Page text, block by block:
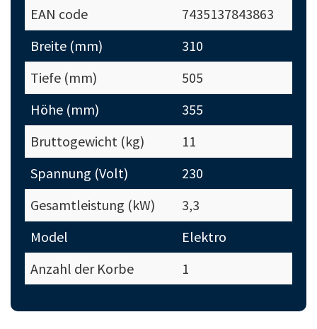
EAN code
7435137843863
Breite (mm)
310
Tiefe (mm)
505
Höhe (mm)
355
Bruttogewicht (kg)
11
Spannung (Volt)
230
Gesamtleistung (kW)
3,3
Model
Elektro
Anzahl der Korbe
1